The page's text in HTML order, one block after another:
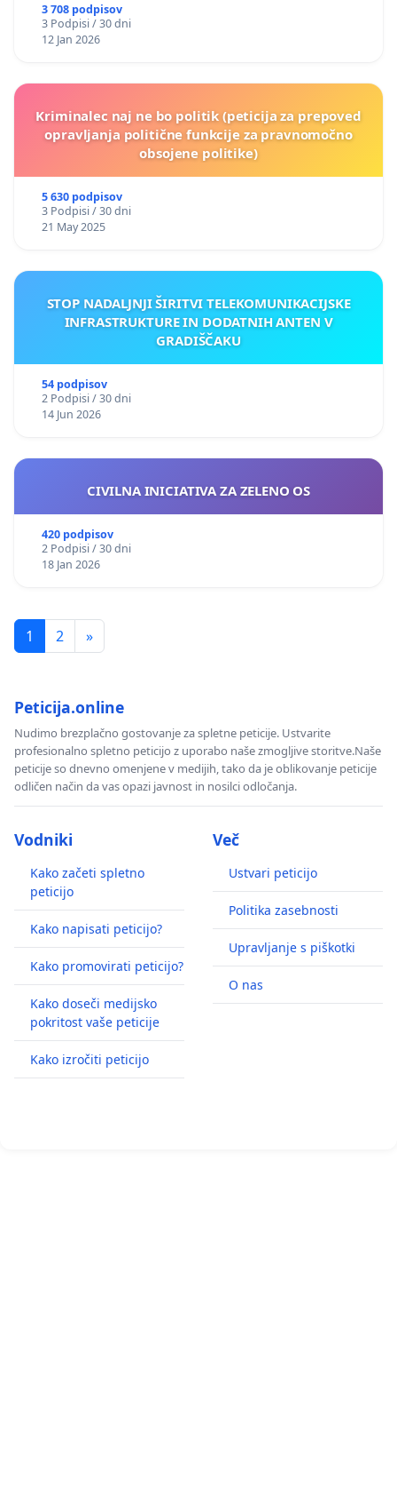
3 708 podpisov
3 Podpisi / 30 dni
12 Jan 2026
Kriminalec naj ne bo politik (peticija za prepoved
opravljanja politične funkcije za pravnomočno
obsojene politike)
5 630 podpisov
3 Podpisi / 30 dni
21 May 2025
STOP NADALJNJI ŠIRITVI TELEKOMUNIKACIJSKE
INFRASTRUKTURE IN DODATNIH ANTEN V
GRADIŠČAKU
54 podpisov
2 Podpisi / 30 dni
14 Jun 2026
CIVILNA INICIATIVA ZA ZELENO OS
420 podpisov
2 Podpisi / 30 dni
18 Jan 2026
1 2 »
Peticija.online
Nudimo brezplačno gostovanje za spletne peticije. Ustvarite
profesionalno spletno peticijo z uporabo naše zmogljive storitve.Naše
peticije so dnevno omenjene v medijih, tako da je oblikovanje peticije
odličen način da vas opazi javnost in nosilci odločanja.
Vodniki
Kako začeti spletno
peticijo
Kako napisati peticijo?
Kako promovirati peticijo?
Kako doseči medijsko
pokritost vaše peticije
Kako izročiti peticijo
Več
Ustvari peticijo
Politika zasebnosti
Upravljanje s piškotki
O nas